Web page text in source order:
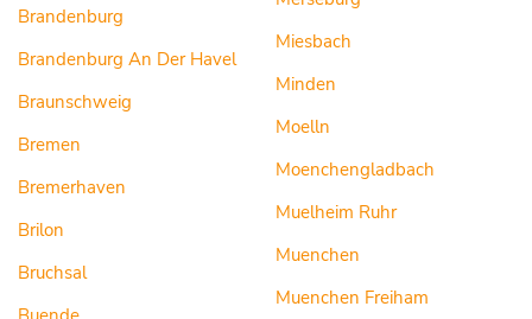
Brandenburg
Brandenburg An Der Havel
Braunschweig
Bremen
Bremerhaven
Brilon
Bruchsal
Miesbach
Minden
Moelln
Moenchengladbach
Muelheim Ruhr
Muenchen
Muenchen Freiham